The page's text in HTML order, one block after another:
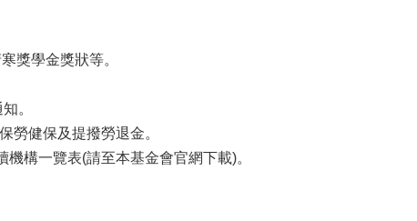
獎學金獎狀等。
。
勞健保及提撥勞退金。
構一覽表(請至本基金會官網下載)。